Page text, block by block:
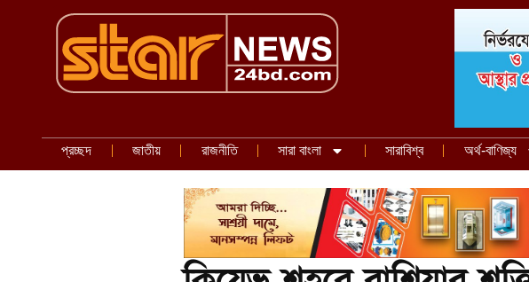
প্রচ্ছদ জাতীয় রাজনীতি সারা বাংলা সারাবিশ্ব অর্থ-বাণিজ্য